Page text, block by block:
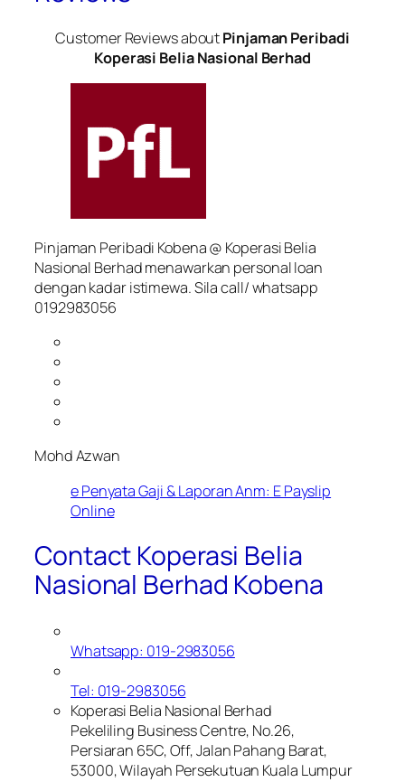
Customer Reviews aboutPinjaman Peribadi
Koperasi Belia Nasional Berhad
Pinjaman Peribadi Kobena @ Koperasi Belia
Nasional Berhad menawarkan personal loan
dengan kadar istimewa. Sila call/ whatsapp
0192983056
Mohd Azwan
e Penyata Gaji & Laporan Anm: E Payslip
Online
Contact Koperasi Belia
Nasional Berhad Kobena
Whatsapp: 019-2983056
Tel: 019-2983056
Koperasi Belia Nasional Berhad
Pekeliling Business Centre, No.26,
Persiaran 65C, Off, Jalan Pahang Barat,
53000, Wilayah Persekutuan Kuala Lumpur